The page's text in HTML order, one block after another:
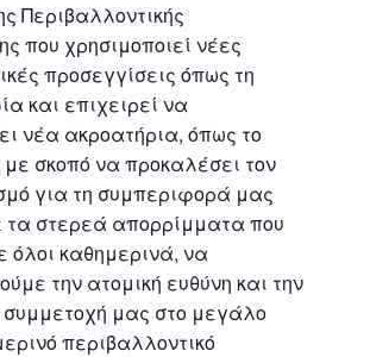
Περιβαλλοντικής
που χρησιμοποιεί νέες
προσεγγίσεις όπως τη
και επιχειρεί να
νέα ακροατήρια, όπως το
με σκοπό να προκαλέσει τον
για τη συμπεριφορά μας
τα στερεά απορρίμματα που
καθημερινά, να
την ατομική ευθύνη και την
μας στο μεγάλο
περιβαλλοντικό